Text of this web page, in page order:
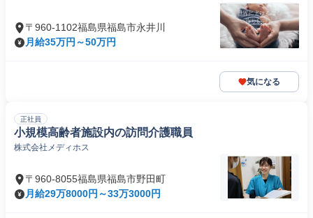
〒960-1102福島県福島市永井川
月給35万円～50万円
気になる
正社員
小規模高齢者施設内の訪問介護職員
株式会社メディホス
〒960-8055福島県福島市野田町
月給29万8000円～33万3000円